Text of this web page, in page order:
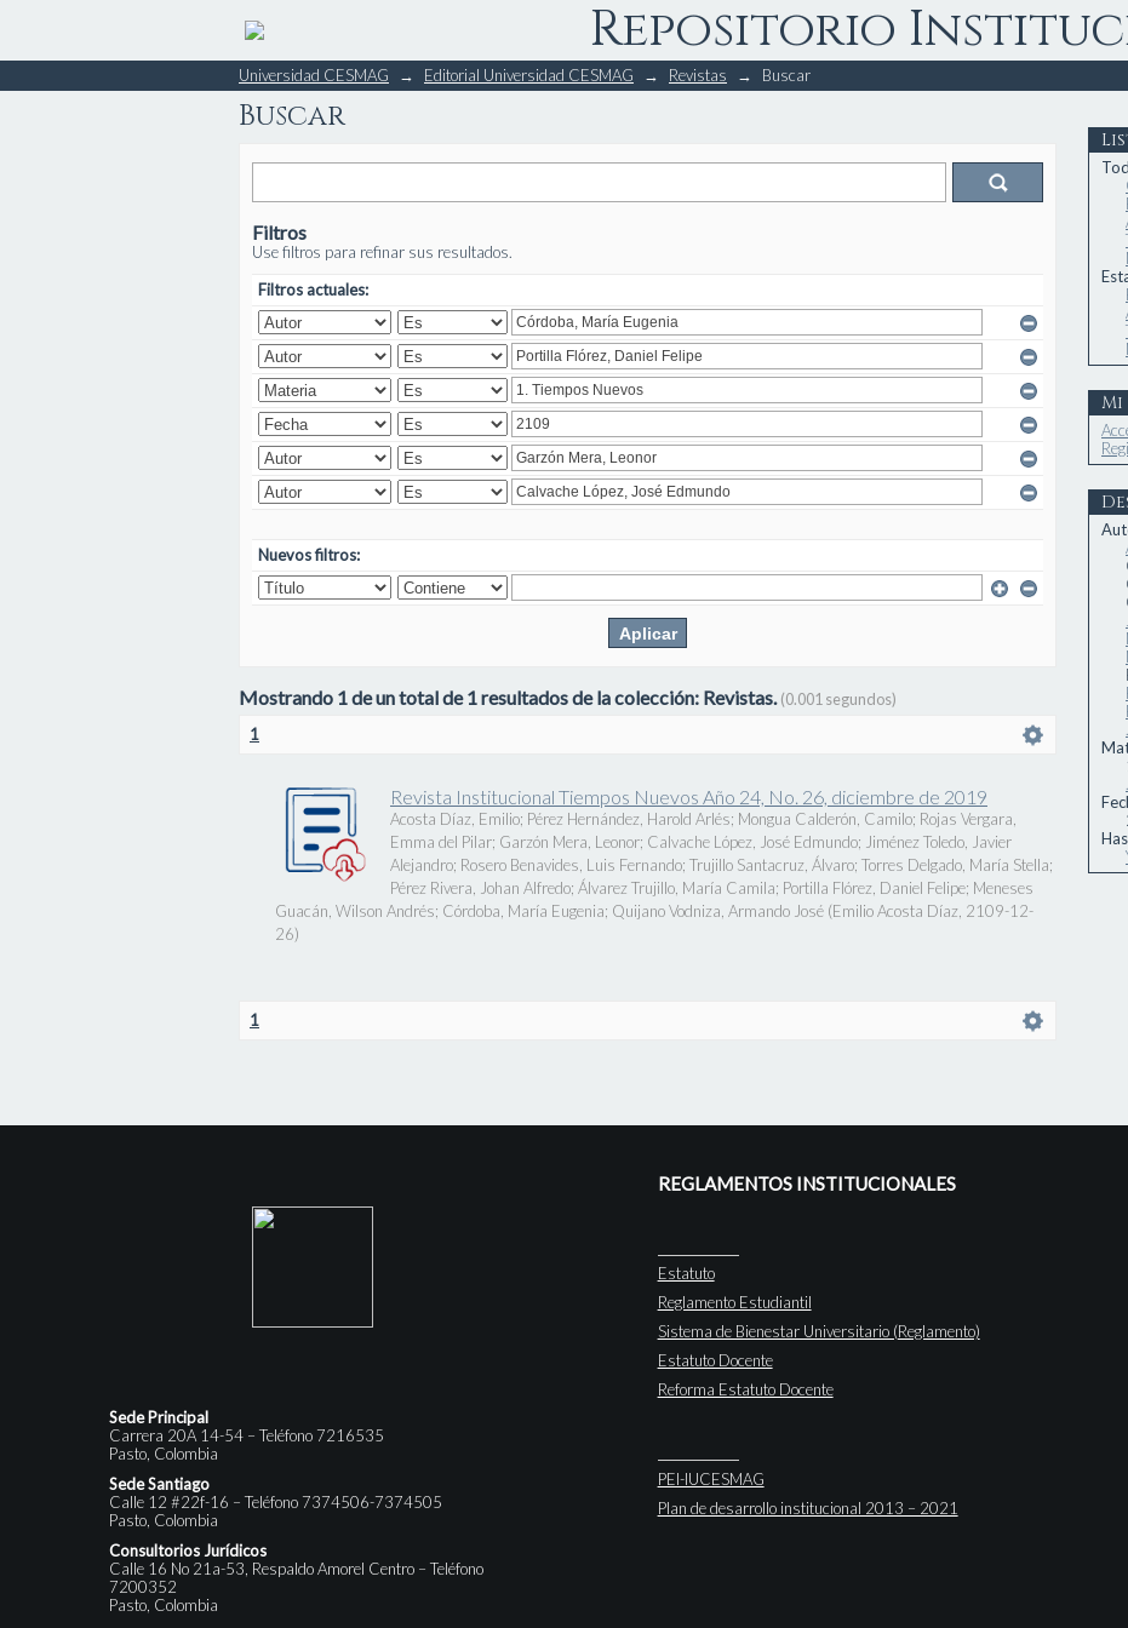
Repositorio
Buscar
Universidad CESMAG → Editorial Universidad CESMAG → Revistas → Buscar
Buscar
Filtros
Use filtros para refinar sus resultados.
Filtros actuales:
Nuevos filtros:
Mostrando 1 de un total de 1 resultados de la colección: Revistas.(0.001 segundos)
1
Revista Institucional Tiempos Nuevos Año 24, No. 26, diciembre de 2019
Acosta Díaz, Emilio; Pérez Hernández, Harold Arlés; Mongua Calderón, Camilo; Rojas Vergara,
Emma del Pilar; Garzón Mera, Leonor; Calvache López, José Edmundo; Jiménez Toledo, Javier
Alejandro; Rosero Benavides, Luis Fernando; Trujillo Santacruz, Álvaro; Torres Delgado, María Stella;
Pérez Rivera, Johan Alfredo; Álvarez Trujillo, María Camila; Portilla Flórez, Daniel Felipe; Meneses
Guacán, Wilson Andrés; Córdoba, María Eugenia; Quijano Vodniza, Armando José (Emilio Acosta Díaz 2109-12-
26)
1
Sede Principal
Carrera 20A 14-54 – Teléfono 7216535
Pasto, Colombia
Sede Santiago
Calle 12 #22f-16 – Teléfono 7374506-7374505
Pasto, Colombia
Consultorios Jurídicos
Calle 16 No 21a-53, Respaldo Amorel Centro – Teléfono
7200352
Pasto, Colombia
REGLAMENTOS INSTITUCIONALES
Estatuto
Reglamento Estudiantil
Sistema de Bienestar Universitario (Reglamento)
Estatuto Docente
Reforma Estatuto Docente
PEI-IUCESMAG
Plan de desarrollo institucional 2013 – 2021